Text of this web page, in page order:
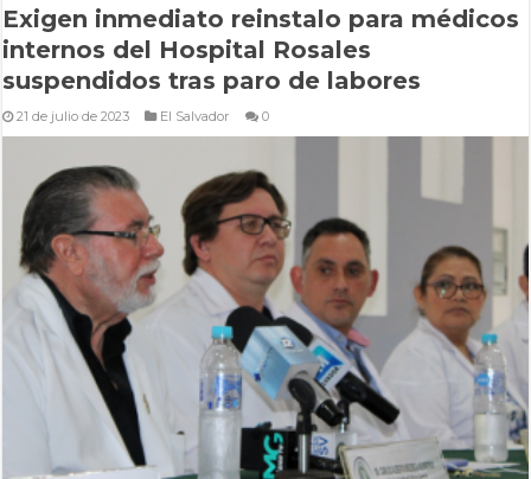
Exigen inmediato reinstalo para médicos
internos del Hospital Rosales
suspendidos tras paro de labores
21 de julio de 2023 El Salvador 0